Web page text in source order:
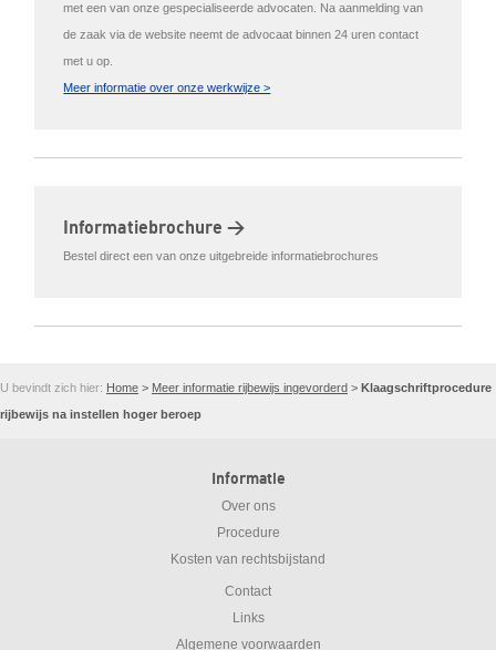
met een van onze gespecialiseerde advocaten. Na aanmelding van
de zaak via de website neemt de advocaat binnen 24 uren contact
met u op.
Meer informatie over onze werkwijze >
Informatiebrochure >
Bestel direct een van onze uitgebreide informatiebrochures
U bevindt zich hier: Home > Meer informatie rijbewijs ingevorderd > Klaagschriftprocedure
rijbewijs na instellen hoger beroep
Informatie
Over ons
Procedure
Kosten van rechtsbijstand
Contact
Links
Algemene voorwaarden